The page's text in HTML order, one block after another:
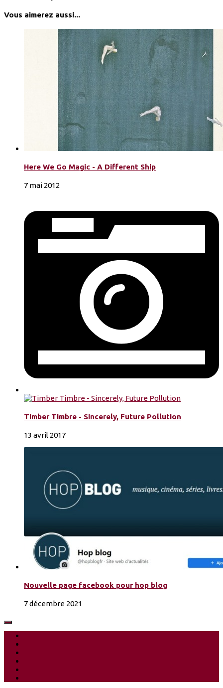
Vous aimerez aussi...
Here We Go Magic - A Different Ship
7 mai 2012
Timber Timbre - Sincerely, Future Pollution
13 avril 2017
Nouvelle page facebook pour hop blog
7 décembre 2021